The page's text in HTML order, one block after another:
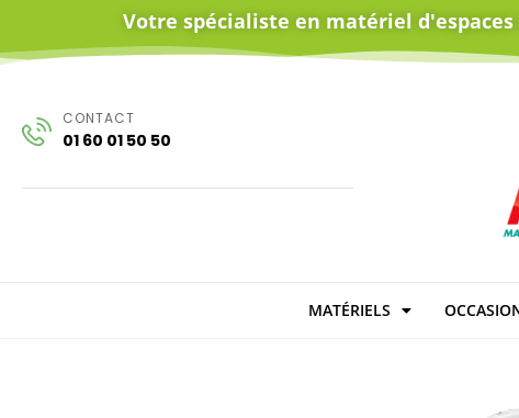
Votre spécialiste en matériel
CONTACT
01 60 01 50 50
MATÉRIELS